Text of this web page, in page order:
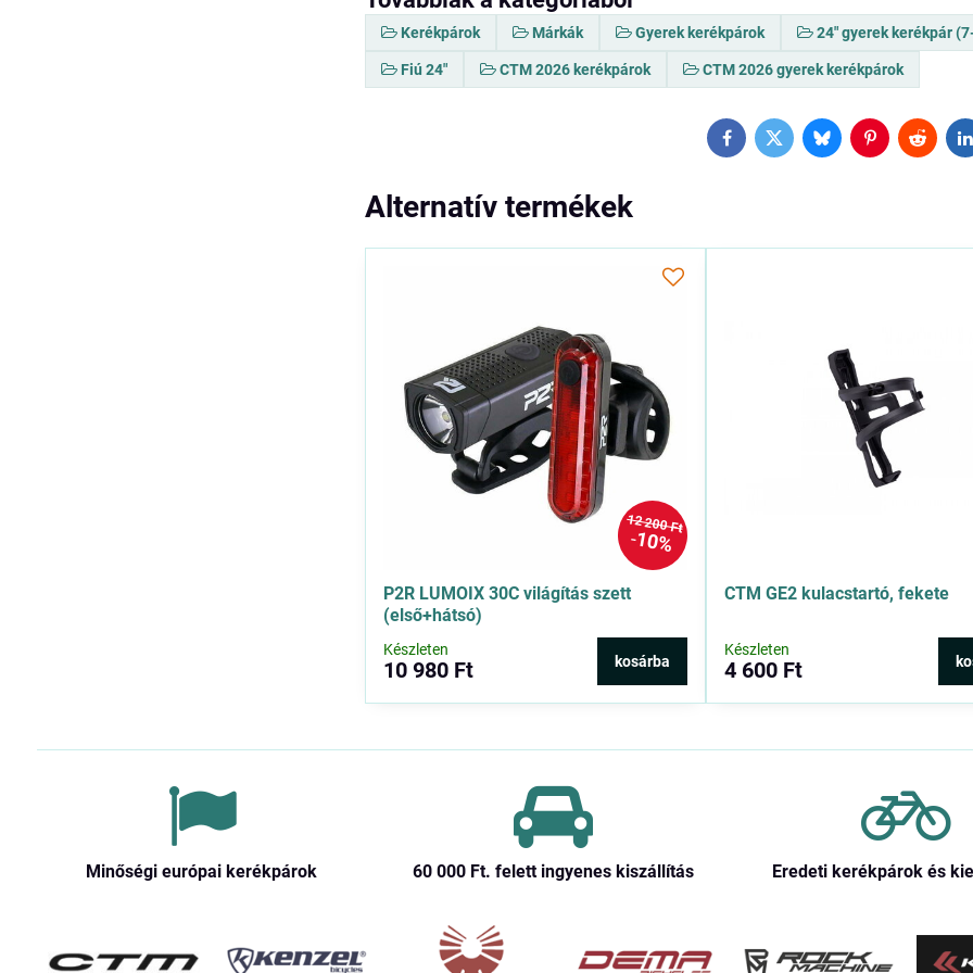
Kerékpárok Márkák Gyerek kerékpárok 24" gyerek kerékpár
Fiú 24" CTM 2026 kerékpárok CTM 2026 gyerek kerékpárok
FacebookTwitterBlueskyPinterestReddit
Alternatív termékek
12 200 Ft
10%
P2R LUMOIX 30C világítás szett
(első+hátsó)
Készleten
10 980 Ft kosárba
CTM GE2 kulacstartó, fekete
Készleten
4 600 Ft
Minőségi európai kerékpárok 60 000 Ft​. felett ingyenes kiszállítás Eredeti kerékpárok és